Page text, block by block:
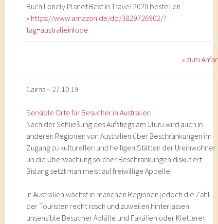
Buch Lonely Planet Best in Travel 2020 bestellen
» https://www.amazon.de/dp/3829726902/?
tag=australieinfode
» zum
Cairns – 27.10.19
Sensible Orte für Besucher in Australien
Nach der Schließung des Aufstiegs am Uluru wird auch in
anderen Regionen von Australien über Beschränkungen im
Zugang zu kulturellen und heiligen Stätten der Ureinwohner
un die Überwachung solcher Beschränkungen diskutiert.
Bislang setzt man meist auf freiwillige Appelle.
In Australien wächst in manchen Regionen jedoch die Zahl
der Touristen recht rasch und zuweilen hinterlassen
unsensible Besucher Abfälle und Fakälien oder Kletterer